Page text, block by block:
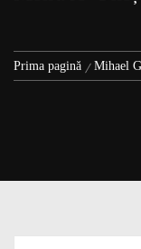
Prima pagină Mihael